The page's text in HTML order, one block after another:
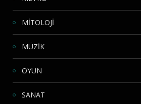
MİTOLOJİ
MÜZİK
OYUN
SANAT